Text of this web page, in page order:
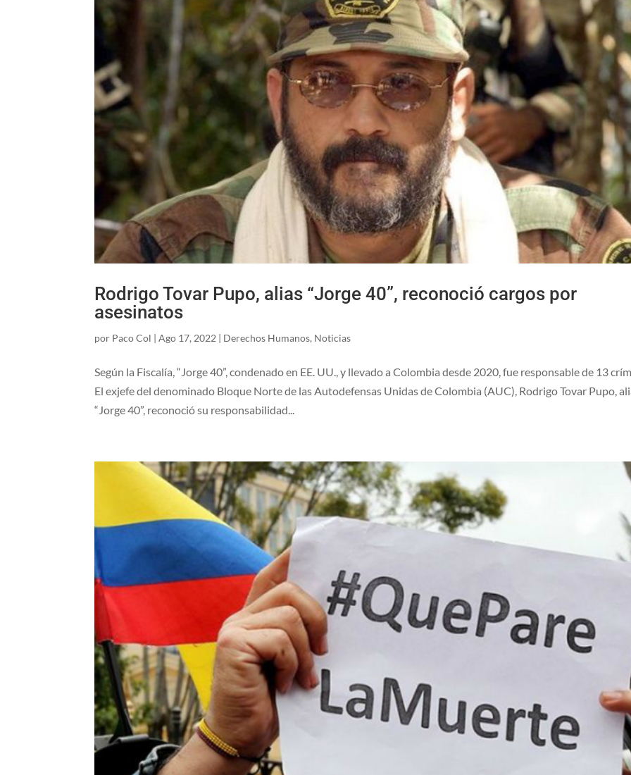
Rodrigo Tovar Pupo, alias “Jorge 40”, reconoció cargos por
asesinatos
por Paco Col |Ago 17, 2022 | Derechos Humanos, Noticias
Según la Fiscalía, “Jorge 40”, condenado en EE. UU., y llevado a Colombia desde 2020, fue responsable de 13
El exjefe del denominado Bloque Norte de las Autodefensas Unidas de Colombia (AUC), Rodrigo Tovar Pupo,
“Jorge 40”, reconoció su responsabilidad...